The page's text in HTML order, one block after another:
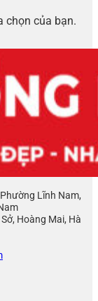
chọn của bạn.
Lĩnh Nam,
Hoàng Mai, Hà